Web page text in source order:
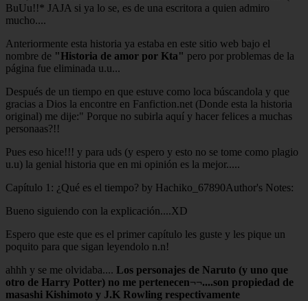
BuUu!!* JAJA si ya lo se, es de una escritora a quien admiro
mucho....
Anteriormente esta historia ya estaba en este sitio web bajo el
nombre de "Historia de amor por Kta" pero por problemas de la
página fue eliminada u.u...
Después de un tiempo en que estuve como loca búscandola y que
gracias a Dios la encontre en Fanfiction.net (Donde esta la historia
original) me dije:" Porque no subirla aquí y hacer felices a muchas
personaas?!!
Pues eso hice!!! y para uds (y espero y esto no se tome como plagio
u.u) la genial historia que en mi opinión es la mejor.....
Capítulo 1: ¿Qué es el tiempo? by Hachiko_67890Author's Notes:
Bueno siguiendo con la explicación....XD
Espero que este que es el primer capítulo les guste y les pique un
poquito para que sigan leyendolo n.n!
ahhh y se me olvidaba.... Los personajes de Naruto (y uno que
otro de Harry Potter) no me pertenecen¬¬....son propiedad de
masashi Kishimoto y J.K Rowling respectivamente